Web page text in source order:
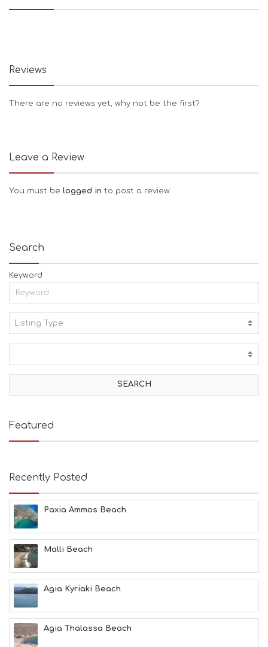
Reviews
There are no reviews yet, why not be the first?
Leave a Review
You must be logged in to post a review.
Search
Keyword
Listing Type:
I
V
T
E
B
C
E
S
E
A
T
F
U
N
H
E
A
L
T
Featured
Recently Posted
Paxia Ammos Beach
Malli Beach
Agia Kyriaki Beach
Agia Thalassa Beach